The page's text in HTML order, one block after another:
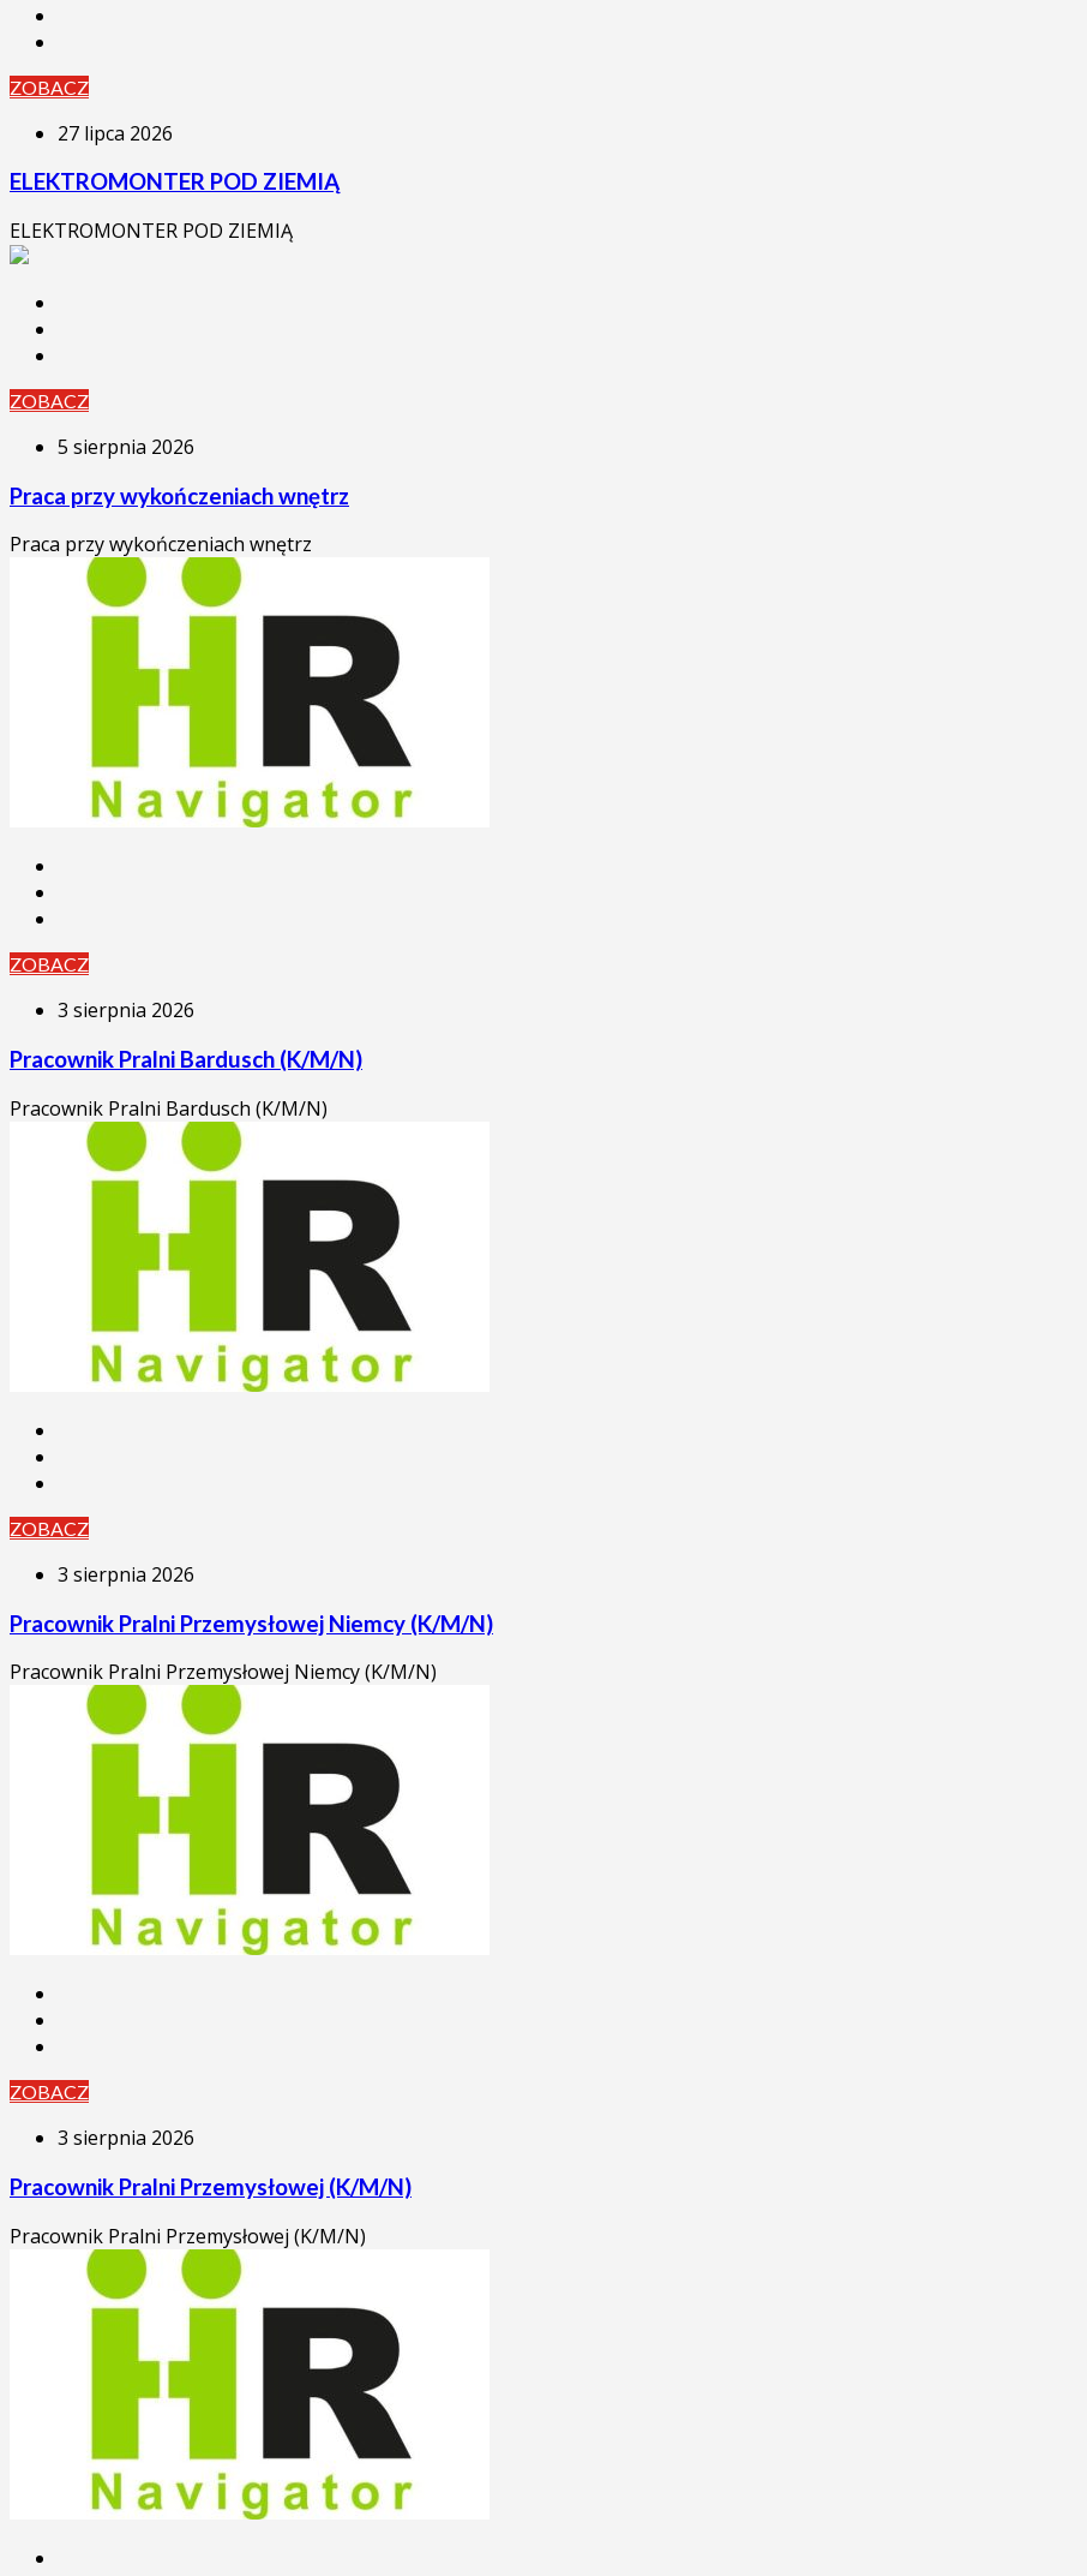
ZOBACZ
27 lipca 2026
ELEKTROMONTER POD ZIEMIĄ
ELEKTROMONTER POD ZIEMIĄ
ZOBACZ
5 sierpnia 2026
Praca przy wykończeniach wnętrz
Praca przy wykończeniach wnętrz
ZOBACZ
3 sierpnia 2026
Pracownik Pralni Bardusch (K/M/N)
Pracownik Pralni Bardusch (K/M/N)
ZOBACZ
3 sierpnia 2026
Pracownik Pralni Przemysłowej Niemcy (K/M/N)
Pracownik Pralni Przemysłowej Niemcy (K/M/N)
ZOBACZ
3 sierpnia 2026
Pracownik Pralni Przemysłowej (K/M/N)
Pracownik Pralni Przemysłowej (K/M/N)